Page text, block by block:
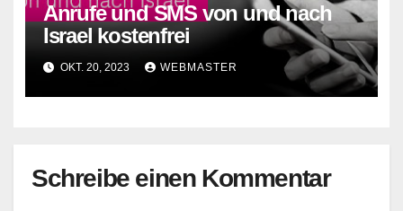
Anrufe und SMS von und nach
Israel kostenfrei
OKT. 20, 2023 WEBMASTER
Schreibe einen Kommentar